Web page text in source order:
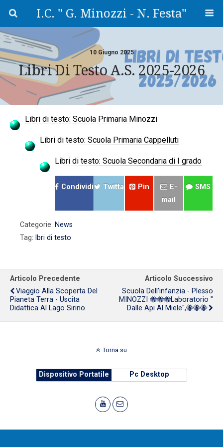
I.C. " G. Minozzi - N. Festa"
10 Giugno 2025
Libri Di Testo A.s. 2025-2026
Libri di testo: Scuola Primaria Minozzi
Libri di testo: Scuola Primaria Cappelluti
Libri di testo: Scuola Secondaria di I grado
Condividi Twitta Pin
E-
mail
SMS
Categorie: News
Tag: lbri di testo
Articolo Precedente
Viaggio Alla Scoperta Del
Pianeta Terra - Uscita
Didattica Al Lago Sirino
Articolo Successivo
Scuola Dell'infanzia - Plesso
MINOZZI 🐝🐝🐝Laboratorio "
Dalle Api Al Miele",🐝🐝🐝
Torna su
Dispositivo Portatile Pc Desktop